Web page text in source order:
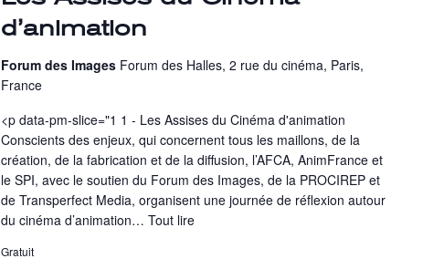
d’animation
Forum des Images Forum des Halles, 2 rue du cinéma, Paris,
France
<p data-pm-slice="1 1 - Les Assises du Cinéma d'animation
Conscients des enjeux, qui concernent tous les maillons, de la
création, de la fabrication et de la diffusion, l’AFCA, AnimFrance et
le SPI, avec le soutien du Forum des Images, de la PROCIREP et
de Transperfect Media, organisent une journée de réflexion autour
du cinéma d’animation…Tout lire
Gratuit